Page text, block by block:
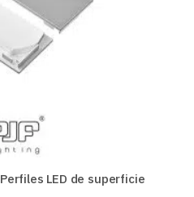
Perfiles LED de superficie